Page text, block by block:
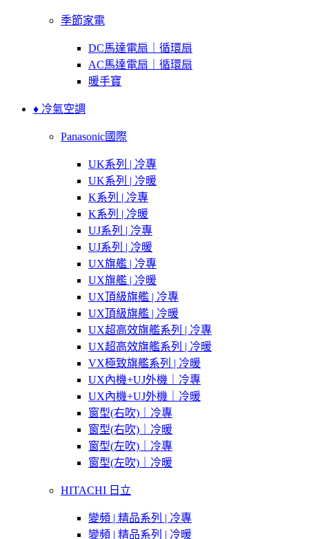
季節家電
DC馬達電扇｜循環扇
AC馬達電扇｜循環扇
暖手寶
♦ 冷氣空調
Panasonic國際
UK系列 | 冷專
UK系列 | 冷暖
K系列 | 冷專
K系列 | 冷暖
UJ系列 | 冷專
UJ系列 | 冷暖
UX旗艦 | 冷專
UX旗艦 | 冷暖
UX頂級旗艦 | 冷專
UX頂級旗艦 | 冷暖
UX超高效旗艦系列 | 冷專
UX超高效旗艦系列 | 冷暖
VX極致旗艦系列 | 冷暖
UX內機+UJ外機｜冷專
UX內機+UJ外機｜冷暖
窗型(右吹)｜冷專
窗型(右吹)｜冷暖
窗型(左吹)｜冷專
窗型(左吹)｜冷暖
HITACHI 日立
變頻 | 精品系列 | 冷專
變頻 | 精品系列 | 冷暖